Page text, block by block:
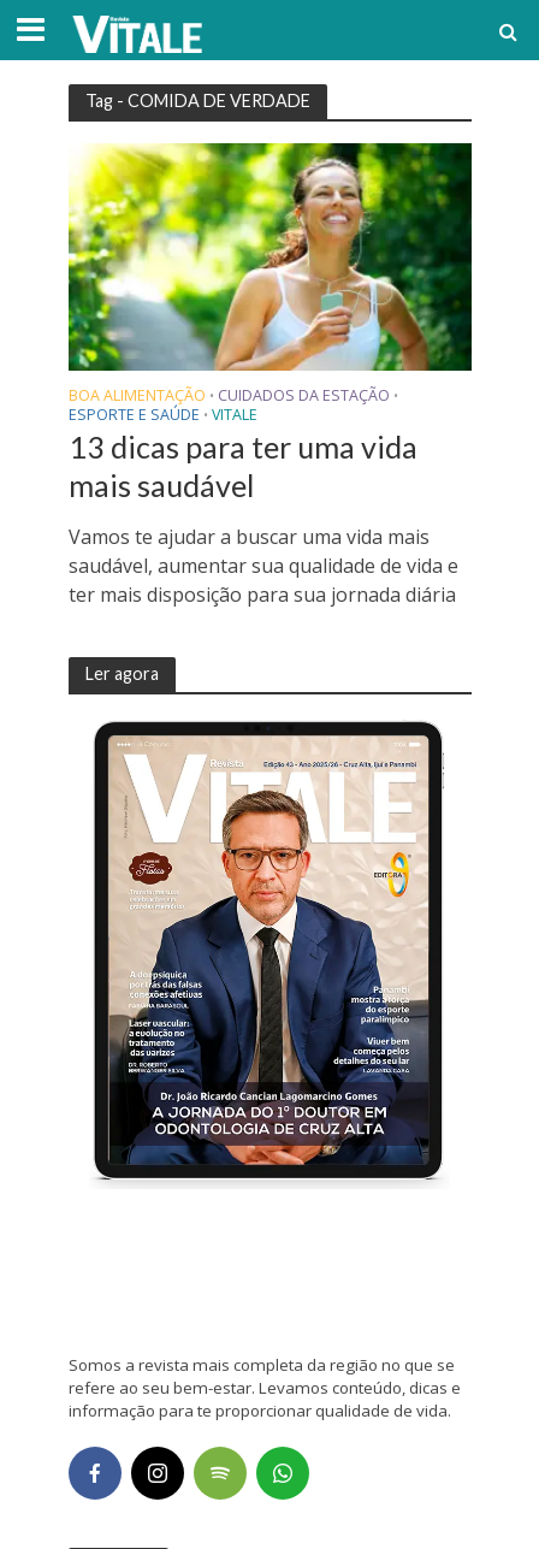
Tag - COMIDA DE VERDADE
BOA ALIMENTAÇÃO • CUIDADOS DA ESTAÇÃO •
ESPORTE E SAÚDE • VITALE
13 dicas para ter uma vida
mais saudável
Vamos te ajudar a buscar uma vida mais
saudável, aumentar sua qualidade de vida e
ter mais disposição para sua jornada diária
Ler agora
Somos a revista mais completa da região no que se
refere ao seu bem-estar. Levamos conteúdo, dicas e
informação para te proporcionar qualidade de vida.